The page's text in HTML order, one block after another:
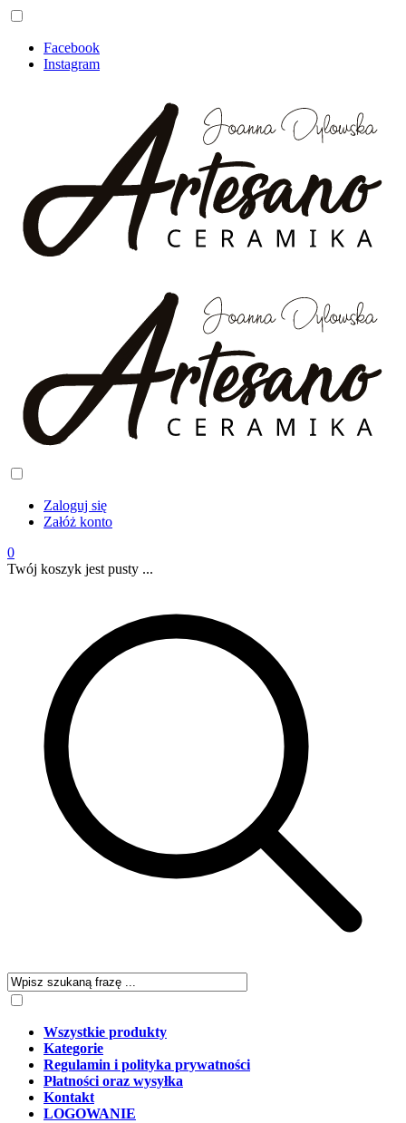
Facebook
Instagram
Zaloguj się
Załóż konto
0
Twój koszyk jest pusty ...
Wszystkie produkty
Kategorie
Regulamin i polityka prywatności
Płatności oraz wysyłka
Kontakt
LOGOWANIE